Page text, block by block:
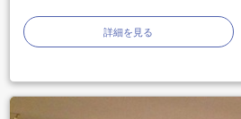
詳細を見る